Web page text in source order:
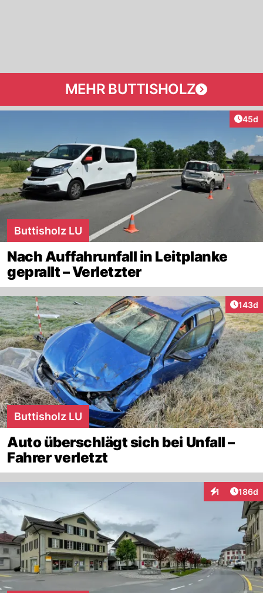
MEHR BUTTISHOLZ
45d
Buttisholz LU
Nach Auffahrunfall in Leitplanke
geprallt – Verletzter
143d
Buttisholz LU
Auto überschlägt sich bei Unfall –
Fahrer verletzt
1
Interaktionen
186d